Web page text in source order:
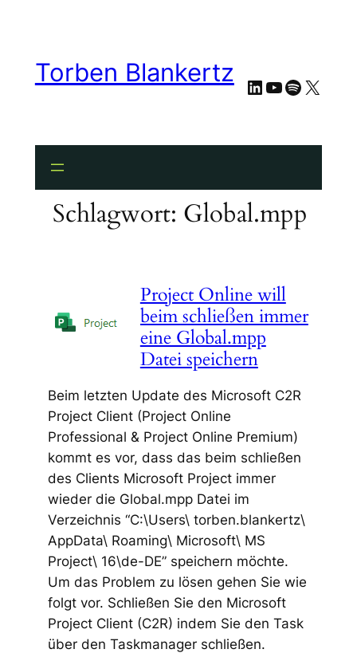
springenTorben Blankertz LinkedIn
YouTube
Spotify
X
Schlagwort: Global.mpp
Project Online will
beim schließen immer
eine Global.mpp
Datei speichern
Beim letzten Update des Microsoft C2R
Project Client (Project Online
Professional & Project Online Premium)
kommt es vor, dass das beim schließen
des Clients Microsoft Project immer
wieder die Global.mpp Datei im
Verzeichnis “C:\Users\ torben.blankertz\
AppData\ Roaming\ Microsoft\ MS
Project\ 16\de-DE” speichern möchte.
Um das Problem zu lösen gehen Sie wie
folgt vor. Schließen Sie den Microsoft
Project Client (C2R) indem Sie den Task
über den Taskmanager schließen.